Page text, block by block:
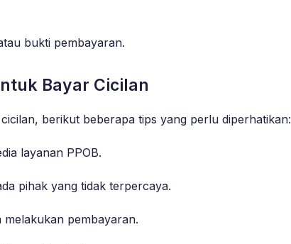
bukti pembayaran.
Bayar Cicilan
berikut beberapa tips yang perlu diperhatikan:
layanan PPOB.
pihak yang tidak terpercaya.
pembayaran.